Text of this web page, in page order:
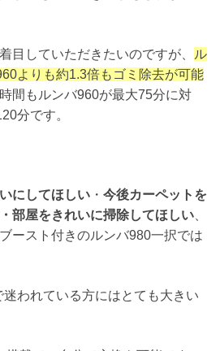
目していただきたいのですが、
ル
よりも約1.3倍もゴミ除去が可能
間もルンバ960が最大75分に対
分です。
にしてほしい ・ 今後カーペットを
部屋をきれいに掃除してほしい
ースト付きのルンバ980一択では
われている方にはとても大きい